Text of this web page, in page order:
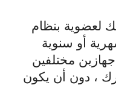
لعضوية بنظام
أو سنوية
مختلفين
، دون أن يكون